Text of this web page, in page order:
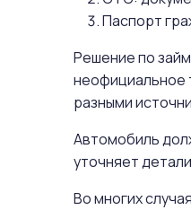
Паспорт
Решение по
неофициальное
разными
Автомобиль
уточняет
Во многих